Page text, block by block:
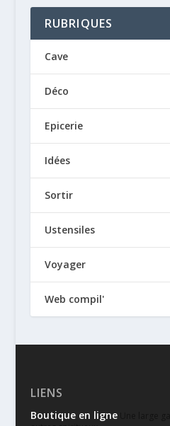
RUBRIQUES
Cave
Déco
Epicerie
Idées
Sortir
Ustensiles
Voyager
Web compil'
LIENS
Boutique en ligneUne large